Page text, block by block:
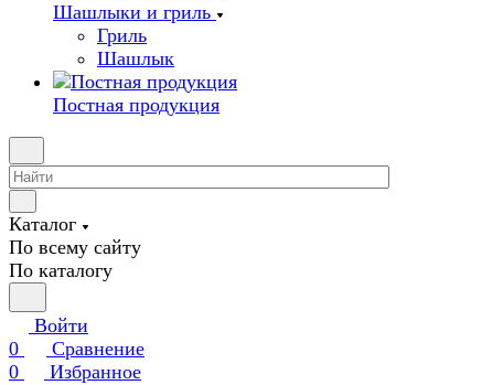
Шашлыки и гриль
Гриль
Шашлык
Постная продукция
Каталог
По всему сайту
По каталогу
Войти
0
Сравнение
0
Избранное